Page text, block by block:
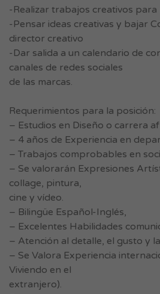
-Realizar trabajos creativos para
-Pensar ideas creativas y bajar
director creativo
-Dar salida a un calendario de
canales de redes sociales
de las marcas.
Requerimientos para la posición:
– Estudios en Diseño o carrera
– 4 años de Experiencia en
– Trabajos comprobables en
– Se valorarán Expresiones
collage, pintura,
cine y vídeo.
– Bilingüe Español-Inglés,
– Excelentes Habilidades
– Atención al detalle, el gusto y
– Se Valora Experiencia
Viviendo en el
extranjero).